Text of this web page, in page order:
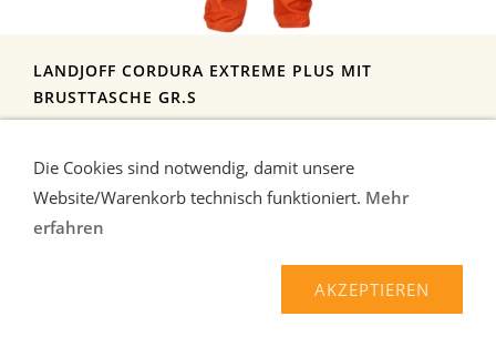
LANDJOFF CORDURA EXTREME PLUS MIT
BRUSTTASCHE GR.S
Die Cookies sind notwendig, damit unsere
Website/Warenkorb technisch funktioniert. Mehr
erfahren
AKZEPTIEREN